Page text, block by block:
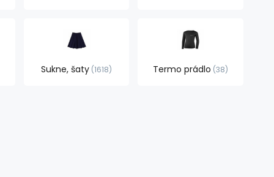
Sukne, šaty 1618 Termo prádlo 38